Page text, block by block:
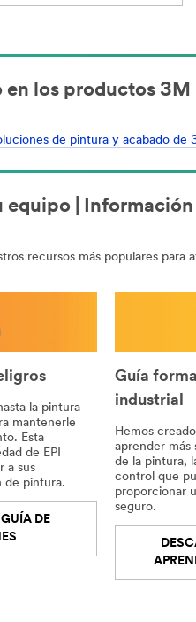
en los productos
de pintura y acabado
equipo |
recursos más populares para
la pintura
mantenerle
Esta
de EPI
a sus
de pintura.
DE
Guía
industrial
Hemos
aprender más
de la pintura,
control que
proporcionar
seguro.